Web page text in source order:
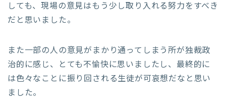
しても、現場の意見はもう少し取り入れる努力をすべき
だと思いました。
また一部の人の意見がまかり通ってしまう所が独裁政
治的に感じ、とても不愉快に思いましたし、最終的に
は色々なことに振り回される生徒が可哀想だなと思い
ました。